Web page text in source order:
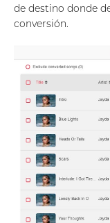
de destino donde
conversión.